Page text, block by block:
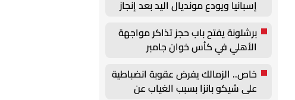
إسبانيا ويودع مونديال اليد بعد إنجاز
برشلونة يفتح باب حجز تذاكر مواجهة
الأهلي في كأس خوان جامبر
خاص.. الزمالك يفرض عقوبة انضباطية
على شيكو بانزا بسبب الغياب عن